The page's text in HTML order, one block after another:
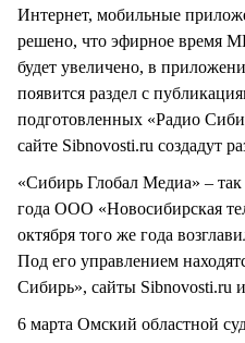
Интернет, мобильные
решено, что эфирное время
будет увеличено, в
появится раздел с
подготовленных «Радио
сайте Sibnovosti.ru создадут
«Сибирь Глобал Медиа» – так
года ООО «Новосибирская
октября того же года
Под его управлением
Сибирь», сайты Sibnovosti.ru
6 марта Омский областной